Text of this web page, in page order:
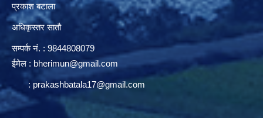
प्रकाश बटाला
अधिकृस्तर सातौ
सम्पर्क न‌ं. : 9844808079
ईमेल : bherimun@gmail.com
: prakashbatala17@gmail.com